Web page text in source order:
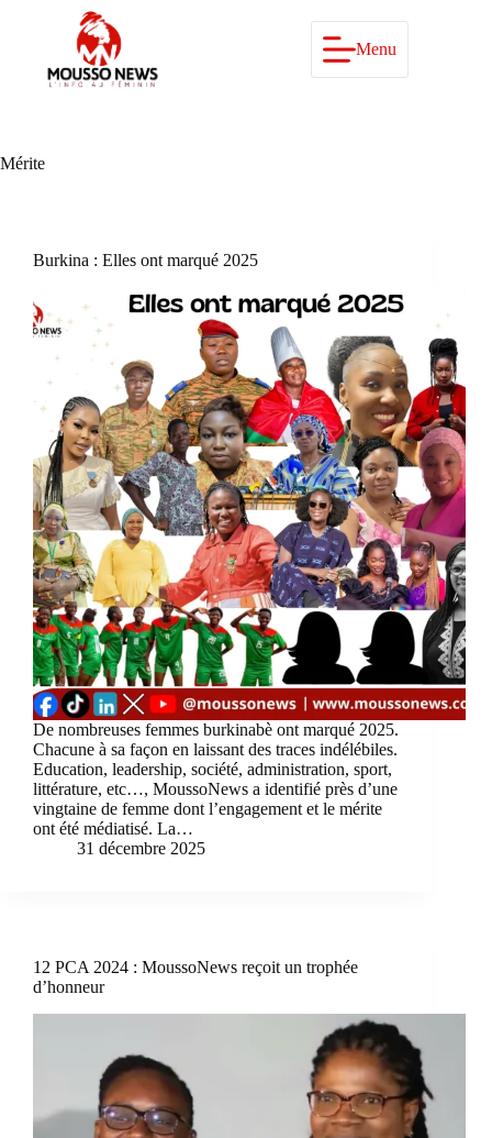
Menu
Mérite
Burkina : Elles ont marqué 2025
De nombreuses femmes burkinabè ont marqué 2025.
Chacune à sa façon en laissant des traces indélébiles.
Education, leadership, société, administration, sport,
littérature, etc…, MoussoNews a identifié près d’une
vingtaine de femme dont l’engagement et le mérite
ont été médiatisé. La…
31 décembre 2025
12 PCA 2024 : MoussoNews reçoit un trophée
d’honneur